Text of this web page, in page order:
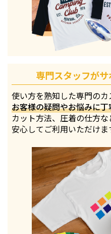
専門スタッフが
使い方を熟知した専門のカ
お客様の疑問やお悩みに
カット方法、圧着の仕方な
安心してご利用いただけま